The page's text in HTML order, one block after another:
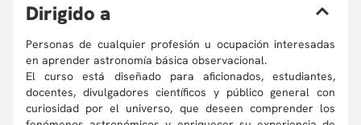
Dirigido a
Personas de cualquier profesión u ocupación interesadas
en aprender astronomía básica observacional.
El curso está diseñado para aficionados, estudiantes,
docentes, divulgadores científicos y público general con
curiosidad por el universo, que deseen comprender los